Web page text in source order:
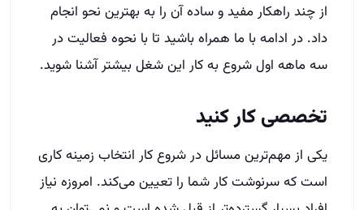
از چند راهکار مفید و ساده آن را به بهترین نحو انجام
داد. در ادامه با ما همراه باشید تا با نحوه فعالیت در
سه ماهه اول شروع به کار این شغل بیشتر آشنا شوید.
تخصصی کار کنید
یکی از مهم‌ترین مسائل در شروع کار انتخاب زمینه کاری
است که سرنوشت کار شما را تعیین می‌کند. امروزه نیاز